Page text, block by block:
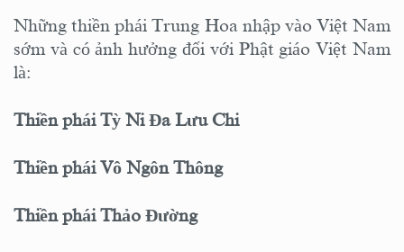
Những thiền phái Trung Hoa nhập vào Việt Nam
sớm và có ảnh hưởng đối với Phật giáo Việt Nam
là:
Thiền phái Tỳ Ni Đa Lưu Chi
Thiền phái Vô Ngôn Thông
Thiền phái Thảo Đường